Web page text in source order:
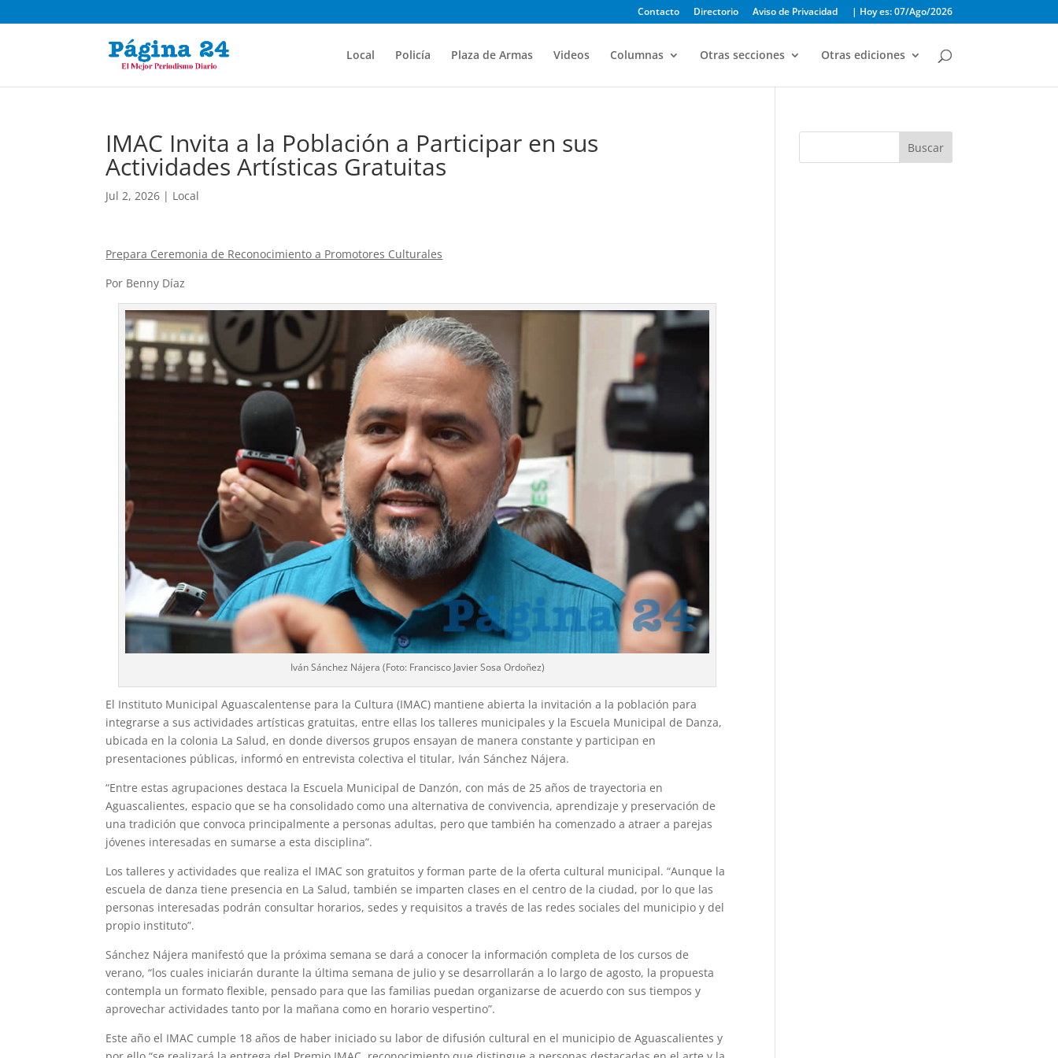
Contacto Directorio Aviso de Privacidad | Hoy es: 07/Ago/2026
Local Policía Plaza de Armas Videos Columnas Otras secciones Otras ediciones
IMAC Invita a la Población a Participar en sus
Actividades Artísticas Gratuitas
Jul 2, 2026 | Local
Prepara Ceremonia de Reconocimiento a Promotores Culturales
Por Benny Díaz
Iván Sánchez Nájera (Foto: Francisco Javier Sosa Ordoñez)
El Instituto Municipal Aguascalentense para la Cultura (IMAC) mantiene abierta la invitación a la población para
integrarse a sus actividades artísticas gratuitas, entre ellas los talleres municipales y la Escuela Municipal de Danza,
ubicada en la colonia La Salud, en donde diversos grupos ensayan de manera constante y participan en
presentaciones públicas, informó en entrevista colectiva el titular, Iván Sánchez Nájera.
“Entre estas agrupaciones destaca la Escuela Municipal de Danzón, con más de 25 años de trayectoria en
Aguascalientes, espacio que se ha consolidado como una alternativa de convivencia, aprendizaje y preservación de
una tradición que convoca principalmente a personas adultas, pero que también ha comenzado a atraer a parejas
jóvenes interesadas en sumarse a esta disciplina”.
Los talleres y actividades que realiza el IMAC son gratuitos y forman parte de la oferta cultural municipal. “Aunque la
escuela de danza tiene presencia en La Salud, también se imparten clases en el centro de la ciudad, por lo que las
personas interesadas podrán consultar horarios, sedes y requisitos a través de las redes sociales del municipio y del
propio instituto”.
Sánchez Nájera manifestó que la próxima semana se dará a conocer la información completa de los cursos de
verano, “los cuales iniciarán durante la última semana de julio y se desarrollarán a lo largo de agosto, la propuesta
contempla un formato flexible, pensado para que las familias puedan organizarse de acuerdo con sus tiempos y
aprovechar actividades tanto por la mañana como en horario vespertino”.
Este año el IMAC cumple 18 años de haber iniciado su labor de difusión cultural en el municipio de Aguascalientes y
Buscar